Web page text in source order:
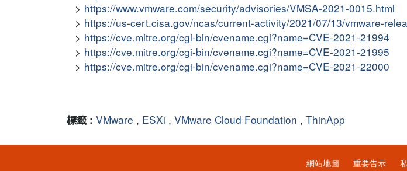
https://www.vmware.com/security/advisories/VMSA-2021-0015.html
https://us-cert.cisa.gov/ncas/current-activity/2021/07/13/vmware-
https://cve.mitre.org/cgi-bin/cvename.cgi?name=CVE-2021-21994
https://cve.mitre.org/cgi-bin/cvename.cgi?name=CVE-2021-21995
https://cve.mitre.org/cgi-bin/cvename.cgi?name=CVE-2021-22000
標籤 : VMware , ESXi , VMware Cloud Foundation , ThinApp
網站地圖 重要告示